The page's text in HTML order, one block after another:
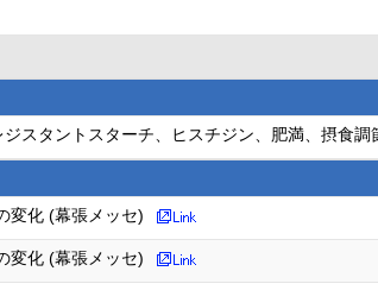
スタントスターチ、ヒスチジン、肥満、摂食
変化 (幕張メッセ)
変化 (幕張メッセ)